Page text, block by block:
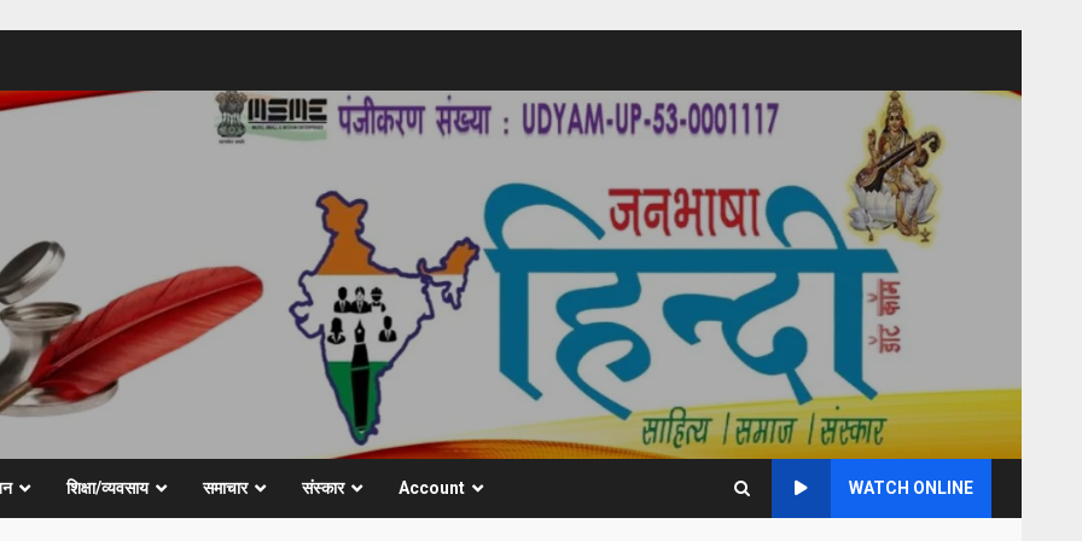
शिक्षा/व्यवसाय समाचार संस्कार Account WATCH ONLINE